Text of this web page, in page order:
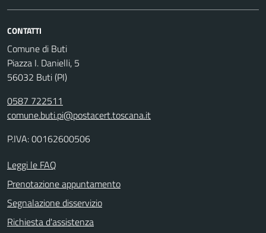
CONTATTI
Comune di Buti
Piazza I. Danielli, 5
56032 Buti (PI)
0587 722511
comune.buti.pi@postacert.toscana.it
P.IVA: 00162600506
Leggi le FAQ
Prenotazione appuntamento
Segnalazione disservizio
Richiesta d'assistenza